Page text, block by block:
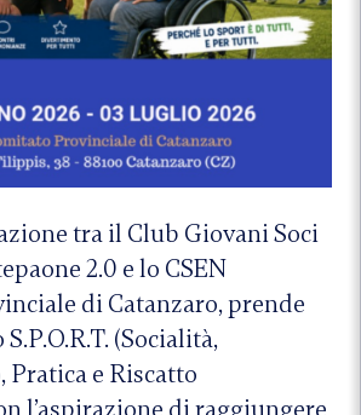
tra il Club Giovani Soci
2.0 e lo CSEN
di Catanzaro, prende
(Socialità,
e Riscatto